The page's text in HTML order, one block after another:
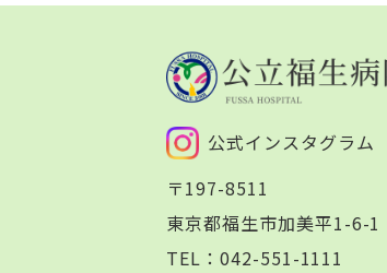
公式インスタグラム
〒197-8511
東京都福生市加美平1-6-1
TEL： 042-551-1111